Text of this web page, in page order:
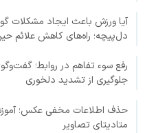
آیا ورزش باعث ایجاد مشکلات
دل‌پیچه؛ راه‌های کاهش علائم
رفع سوء تفاهم در روابط؛
جلوگیری از تشدید دلخوری
حذف اطلاعات مخفی عکس؛
متادیتای تصاویر